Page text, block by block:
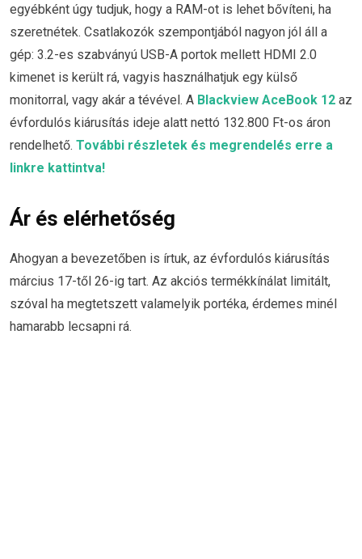
egyébként úgy tudjuk, hogy a RAM-ot is lehet bővíteni, ha
szeretnétek. Csatlakozók szempontjából nagyon jól áll a
gép: 3.2-es szabványú USB-A portok mellett HDMI 2.0
kimenet is került rá, vagyis használhatjuk egy külső
monitorral, vagy akár a tévével. A Blackview AceBook 12 az
évfordulós kiárusítás ideje alatt nettó 132.800 Ft-os áron
rendelhető. További részletek és megrendelés erre a
linkre kattintva!
Ár és elérhetőség
Ahogyan a bevezetőben is írtuk, az évfordulós kiárusítás
március 17-től 26-ig tart. Az akciós termékkínálat limitált,
szóval ha megtetszett valamelyik portéka, érdemes minél
hamarabb lecsapni rá.